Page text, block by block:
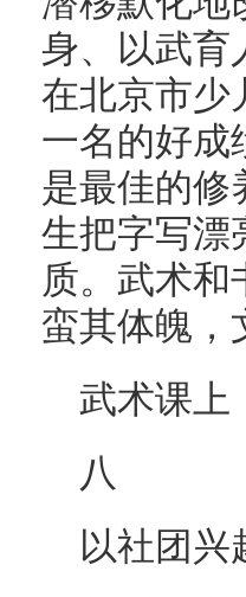
身、以武育
在北京市少
一名的好成
是最佳的修
生把字写漂
质。武术和
蛮其体魄，
武术课上
八
以社团